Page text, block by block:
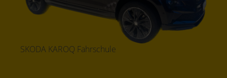
SKODA KAROQ Fahrschule